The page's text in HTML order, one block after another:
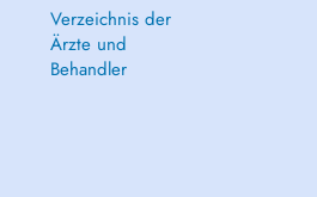
Verzeichnis der
Ärzte und
Behandler